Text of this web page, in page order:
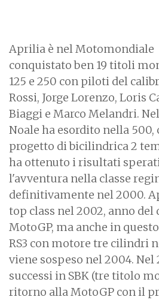
Aprilia è nel Motomondiale
conquistato ben 19 titoli
125 e 250 con piloti del
Rossi, Jorge Lorenzo, Loris
Biaggi e Marco Melandri.
Noale ha esordito nella
progetto di bicilindrica 2
ha ottenuto i risultati
l'avventura nella classe
definitivamente nel 2000.
top class nel 2002, anno del
MotoGP, ma anche in
RS3 con motore tre cilindri
viene sospeso nel 2004. Nel
successi in SBK (tre titolo
ritorno alla MotoGP con il